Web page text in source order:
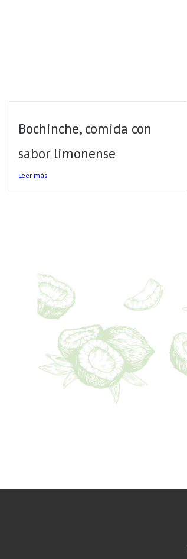
Bochinche, comida con
sabor limonense
Leer más